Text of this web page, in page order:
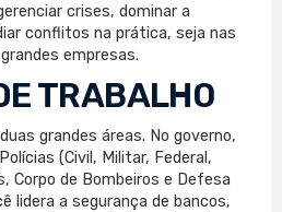
crises, dominar a
conflitos na prática, seja nas
empresas.
TRABALHO
grandes áreas. No governo,
(Civil, Militar, Federal,
Corpo de Bombeiros e Defesa
lidera a segurança de bancos,